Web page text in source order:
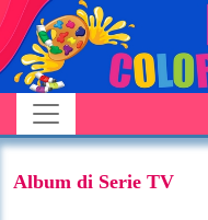
Album di Serie TV